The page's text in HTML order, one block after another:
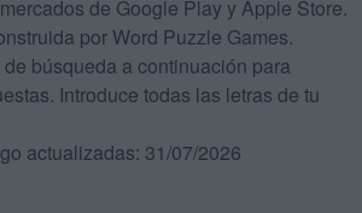
de Google Play y Apple Store.
por Word Puzzle Games.
búsqueda a continuación para
Introduce todas las letras de tu
actualizadas: 31/07/2026